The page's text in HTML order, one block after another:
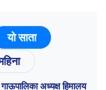
यो साता
अध्यक्ष हिमालय